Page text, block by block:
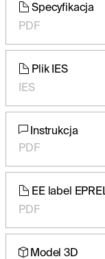
Specyfikacja
PDF
Plik IES
IES
Instrukcja
PDF
EE label EPREL
PDF
Model 3D